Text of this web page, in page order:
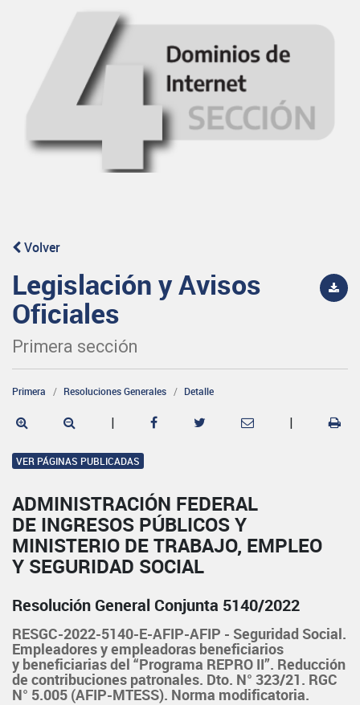
Volver
Legislación y Avisos
Oficiales
Primera sección
Primera Resoluciones Generales Detalle
| |
VER PÁGINAS PUBLICADAS
ADMINISTRACIÓN FEDERAL
DE INGRESOS PÚBLICOS Y
MINISTERIO DE TRABAJO, EMPLEO
Y SEGURIDAD SOCIAL
Resolución General Conjunta 5140/2022
RESGC-2022-5140-E-AFIP-AFIP - Seguridad Social.
Empleadores y empleadoras beneficiarios
y beneficiarias del “Programa REPRO II”. Reducción
de contribuciones patronales. Dto. N° 323/21. RGC
N° 5.005 (AFIP-MTESS). Norma modificatoria.